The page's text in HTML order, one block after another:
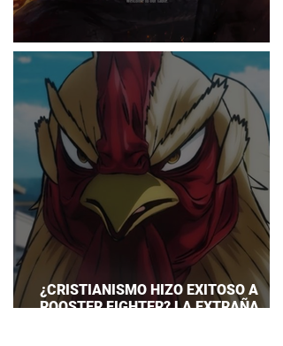
DUNGEONS & DRAGONS ¿TE
¿CRISTIANISMO HIZO EXITOSO A
ROOSTER FIGHTER? LA EXTRAÑA